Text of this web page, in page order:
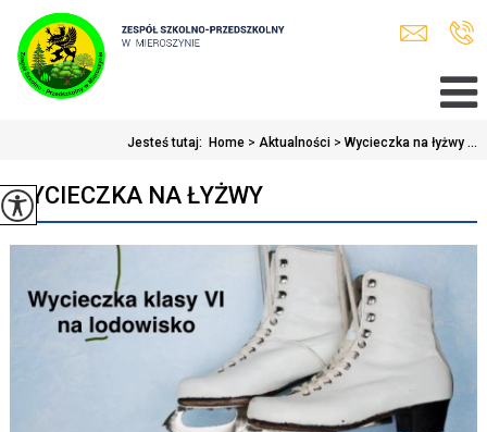
Jesteś tutaj: Home > Aktualności > Wycieczka na łyżwy ...
WYCIECZKA NA ŁYŻWY